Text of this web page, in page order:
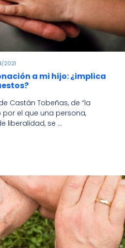
2021
a mi hijo: ¿implica
Castán Tobeñas, de “la
el que una persona,
liberalidad, se ...